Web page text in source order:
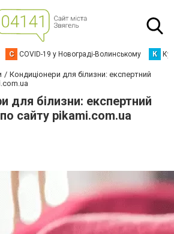
C COVID-19 у Новограді-Волинському К
Кондиціонери для білизни: експертний
для білизни: експертний
по сайту pikami.com.ua